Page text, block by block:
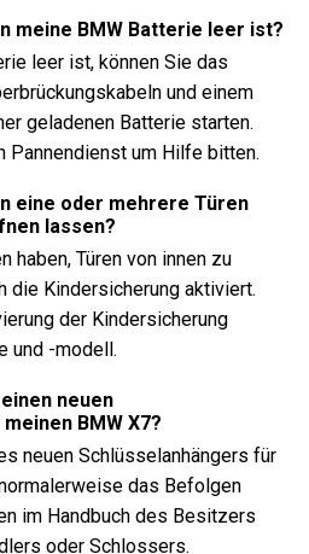
meine BMW Batterie leer ist?
leer ist, können Sie das
und einem
geladenen Batterie starten.
Pannendienst um Hilfe bitten.
eine oder mehrere Türen
lassen?
haben, Türen von innen zu
die Kindersicherung aktiviert.
der Kindersicherung
und -modell.
neuen
BMW X7?
neuen Schlüsselanhängers für
das Befolgen
im Handbuch des Besitzers
oder Schlossers.